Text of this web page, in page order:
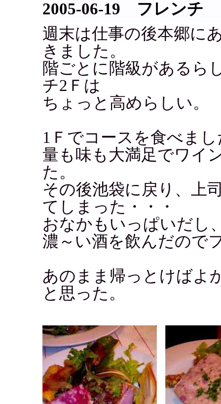
2005-06-19 フレンチ
週末は仕事の後本郷に
きました。
階ごとに階級があるら
チ2Ｆは
ちょっと高めらしい。
1Ｆでコースを食べまし
量も味も大満足でワイ
た。
その後池袋に戻り、上
てしまった・・・
おなかもいっぱいだし
濃～い酒を飲んだので
あのまま帰っとけばよ
と思った。